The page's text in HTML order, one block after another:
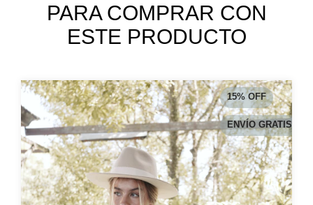
PARA COMPRAR CON
ESTE PRODUCTO
15%OFF
ENVÍO GRATIS